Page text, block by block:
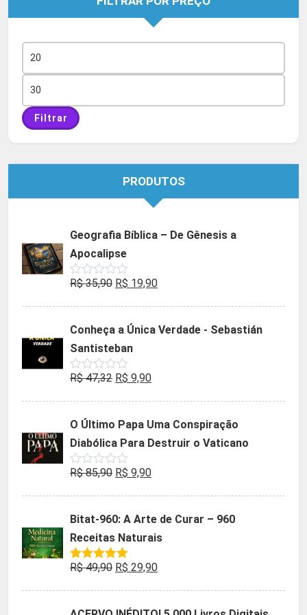
mínimo
máximo
Filtrar
PRODUTOS
Geografia Bíblica – De Gênesis a
Apocalipse
Avaliação
de
R$35,90 O
era:
R$ 35,90.
R$ 19,90O
é:
Conheça a Única Verdade - Sebastián
Santisteban
Avaliação
de
R$47,32 O
era:
R$ 47,32.
R$ 9,90O
é:
R$ 9,90.
O Último Papa Uma Conspiração
Diabólica Para Destruir o Vaticano
Avaliação
de
R$85,90 O
era:
R$ 85,90.
R$ 9,90O
é:
R$ 9,90.
Bitat-960: A Arte de Curar – 960
Receitas Naturais
Avaliação
R$49,90 O
R$ 29,90O